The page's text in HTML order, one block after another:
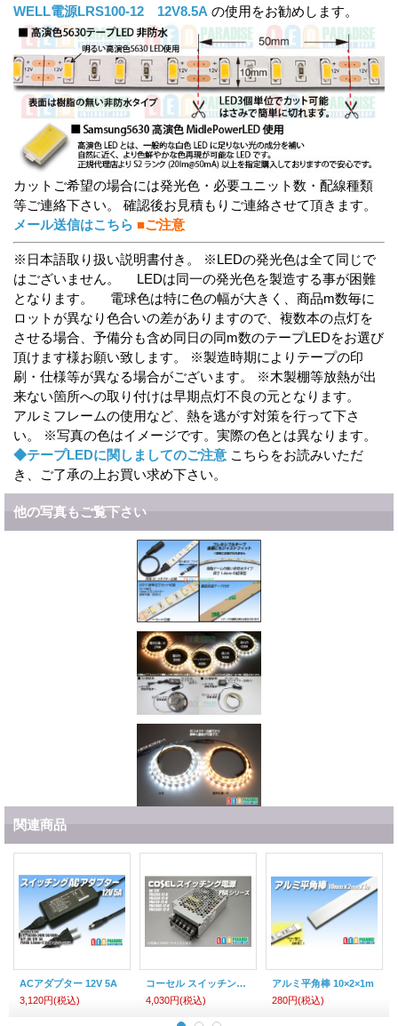
WELL電源LRS100-12 12V8.5A の使用をお勧めします。
カットご希望の場合には発光色・必要ユニット数・配線種類
等ご連絡下さい。 確認後お見積もりご連絡させて頂きます。
メール送信はこちら ■ご注意
※日本語取り扱い説明書付き。 ※LEDの発光色は全て同じで
はございません。 LEDは同一の発光色を製造する事が困難
となります。 電球色は特に色の幅が大きく、商品m数毎に
ロットが異なり色合いの差がありますので、複数本の点灯を
させる場合、予備分も含め同日の同m数のテープLEDをお選び
頂けます様お願い致します。 ※製造時期によりテープの印
刷・仕様等が異なる場合がございます。 ※木製棚等放熱が出
来ない箇所への取り付けは早期点灯不良の元となります。
アルミフレームの使用など、熱を逃がす対策を行って下さ
い。 ※写真の色はイメージです。実際の色とは異なります。
◆テープLEDに関しましてのご注意 こちらをお読みいただ
き、ご了承の上お買い求め下さい。
他の写真もご覧下さい
関連商品
ACアダプター 12V 5A
3,120円(税込)
コーセル スイッチング電源12V
4,030円(税込)
アルミ平角棒 10×2×1m
280円(税込)